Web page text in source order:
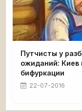
Путчисты у
ожиданий: Киев
бифуркации
22-07-2016